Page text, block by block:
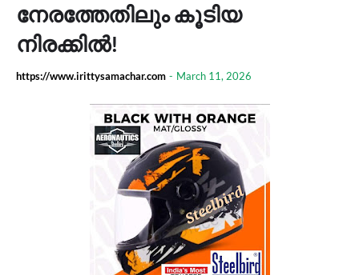
നേരത്തേതിലും കൂടിയ
നിരക്കിൽ!
https://www.irittysamachar.com - March 11, 2026